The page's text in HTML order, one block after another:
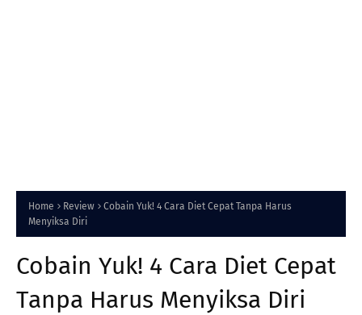
Home Review
Cobain Yuk! 4 Cara Diet Cepat Tanpa Harus
Menyiksa Diri
Cobain Yuk! 4 Cara Diet Cepat
Tanpa Harus Menyiksa Diri